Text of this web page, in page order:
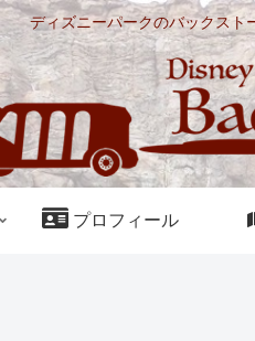
ディズニーパークのバックスト
プロフィール